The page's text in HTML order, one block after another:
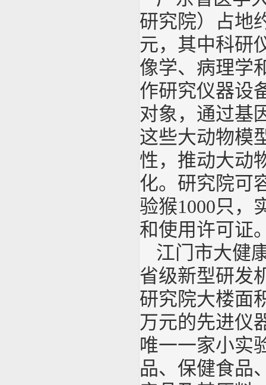
研究院）占地
元，其中科研
像学、病理学
作研究仪器设
对象，通过基
这些大动物模
性，推动大动
化。研究院可
验猴1000只，
和使用许可证
江门市大健
省级新型研发
研究院大楼面
万元的先进仪
唯一一家小实
品、保健食品